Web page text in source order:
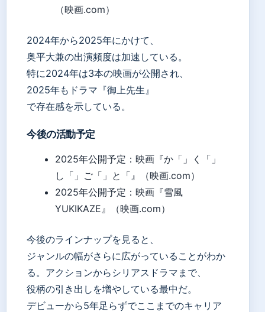
（映画.com）
2024年から2025年にかけて、
奥平大兼の出演頻度は加速している。
特に2024年は3本の映画が公開され、
2025年もドラマ『御上先生』
で存在感を示している。
今後の活動予定
2025年公開予定：映画『か「」く「」
し「」ご「」と「』（映画.com）
2025年公開予定：映画『雪風
YUKIKAZE』（映画.com）
今後のラインナップを見ると、
ジャンルの幅がさらに広がっていることがわか
る。アクションからシリアスドラマまで、
役柄の引き出しを増やしている最中だ。
デビューから5年足らずでここまでのキャリア